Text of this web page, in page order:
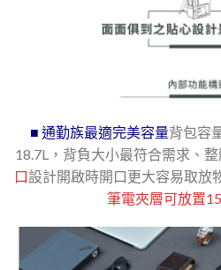
■ 通勤族最適完美容量背包容
18.7L，背負大小最符合需求、
口設計開啟時開口更大容易取放
筆電夾層可放置